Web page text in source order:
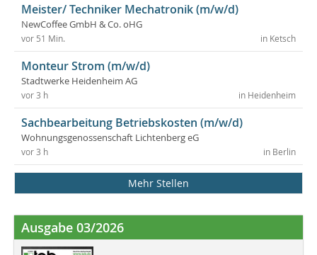
Meister/ Techniker Mechatronik (m/w/d)
NewCoffee GmbH & Co. oHG
in Ketsch
vor 51 Min.
Monteur Strom (m/w/d)
Stadtwerke Heidenheim AG
in Heidenheim
vor 3 h
Sachbearbeitung Betriebskosten (m/w/d)
Wohnungsgenossenschaft Lichtenberg eG
in Berlin
vor 3 h
Mehr Stellen
Ausgabe 03/2026